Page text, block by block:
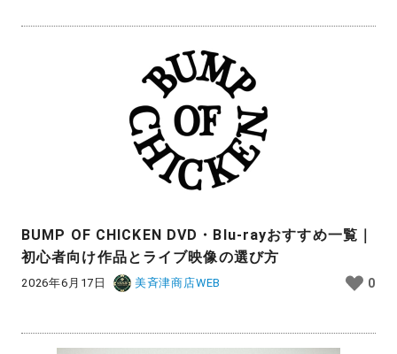
BUMP OF CHICKEN DVD・Blu-rayおすすめ一覧｜
初心者向け作品とライブ映像の選び方
2026年6月17日 美斉津商店WEB 0